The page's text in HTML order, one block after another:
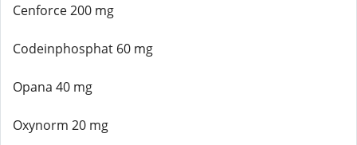
Cenforce 200 mg
Codeinphosphat 60 mg
Opana 40 mg
Oxynorm 20 mg